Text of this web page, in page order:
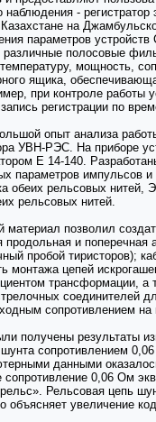
наблюдения - регистратор
на
параметров
полосовые
мощность,
ящика,
при контроле работы
регистрации по
опыт анализа
УВН-РЭС. На приборе
Е 14-140.
параметров импульсов и
обеих рельсовых
рельсовых нитей.
материал позволил
и поперечная
пробой тиристоров);
монтажа цепей
трансформации, а
соединителей
сопротивлением
получены результаты
сопротивлением
данными
0,06 Ом
Рельсовая цепь
объясняет увеличение